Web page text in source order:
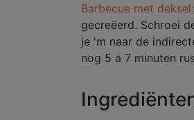
Barbecue met deksel:
gecreëerd. Schroei
je 'm naar de
nog 5 á 7 minuten